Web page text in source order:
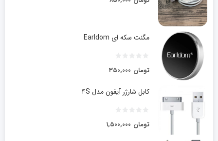
مگنت سکه ای Earldom
۳۵۰,۰۰۰ تومان
کابل شارژر آیفون مدل ۴S
۱,۵۰۰,۰۰۰ تومان